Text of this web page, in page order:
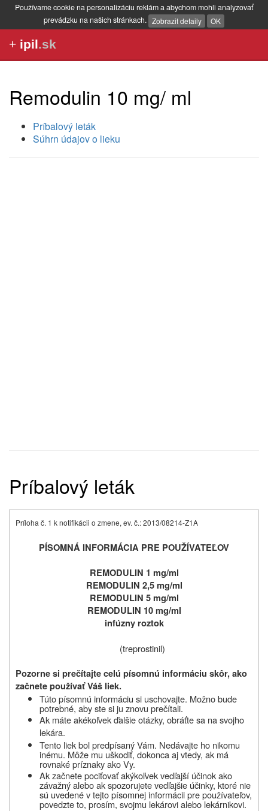
Používame cookie na personalizáciu reklám a abychom mohli analyzovať
prevádzku na našich stránkach. Zobrazit detaily OK
+ ipil.sk
Remodulin 10 mg/ ml
Príbalový leták
Súhrn údajov o lieku
Príbalový leták
Príloha č. 1 k notifikácii o zmene, ev. č.: 2013/08214-Z1A
PÍSOMNÁ INFORMÁCIA PRE POUŽÍVATEĽOV
REMODULIN 1 mg/ml
REMODULIN 2,5 mg/ml
REMODULIN 5 mg/ml
REMODULIN 10 mg/ml
infúzny roztok
(treprostinil)
Pozorne si prečítajte celú písomnú informáciu skôr, ako
začnete používať Váš liek.
Túto písomnú informáciu si uschovajte. Možno bude
potrebné, aby ste si ju znovu prečítali.
Ak máte akékoľvek ďalšie otázky, obráťte sa na svojho
lekára.
Tento liek bol predpísaný Vám. Nedávajte ho nikomu
inému. Môže mu uškodiť, dokonca aj vtedy, ak má
rovnaké príznaky ako Vy.
Ak začnete pociťovať akýkoľvek vedľajší účinok ako
závažný alebo ak spozorujete vedľajšie účinky, ktoré nie
sú uvedené v tejto písomnej informácii pre používateľov,
povedzte to, prosím, svojmu lekárovi alebo lekárnikovi.